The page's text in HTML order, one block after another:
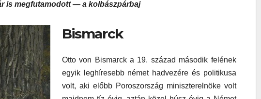
is megfutamodott — a kolbászpárbaj
Bismarck
Otto von Bismarck a 19. század második felének
egyik leghíresebb német hadvezére és politikusa
volt, aki előbb Poroszország miniszterelnöke volt